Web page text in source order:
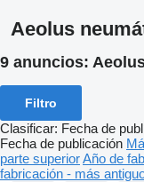
Aeolus
9 anuncios:
Filtro
Clasificar: Fecha de
Fecha de publicación
parte superiorAño de
fabricación - más